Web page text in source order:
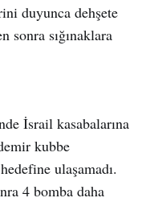
duyunca dehşete
sonra sığınaklara
İsrail kasabalarına
kubbe
ulaşamadı.
4 bomba daha